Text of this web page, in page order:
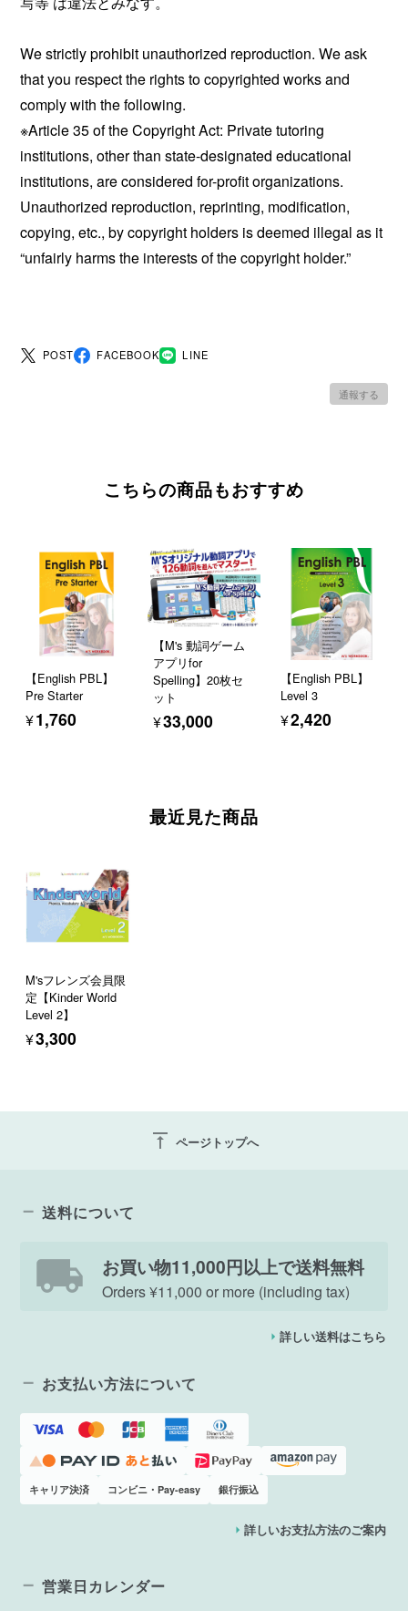
We strictly prohibit unauthorized reproduction. We ask
that you respect the rights to copyrighted works and
comply with the following.
※Article 35 of the Copyright Act: Private tutoring
institutions, other than state-designated educational
institutions, are considered for-profit organizations.
Unauthorized reproduction, reprinting, modification,
copying, etc., by copyright holders is deemed illegal as it
“unfairly harms the interests of the copyright holder.”
POST FACEBOOK LINE
通報する
こちらの商品もおすすめ
【English PBL】
Pre Starter
¥1,760
【M's 動詞ゲーム
アプリfor
Spelling】20枚セ
ット
¥33,000
【English PBL】
Level 3
¥2,420
最近見た商品
M'sフレンズ会員限
定【Kinder World
Level 2】
¥3,300
vertical_align_top ページトップへ
送料について
お買い物11,000円以上で送料無料
Orders ¥11,000 or more (including tax)
詳しい送料はこちら
お支払い方法について
キャリア決済 コンビニ・Pay-easy 銀行振込
詳しいお支払方法のご案内
営業日カレンダー